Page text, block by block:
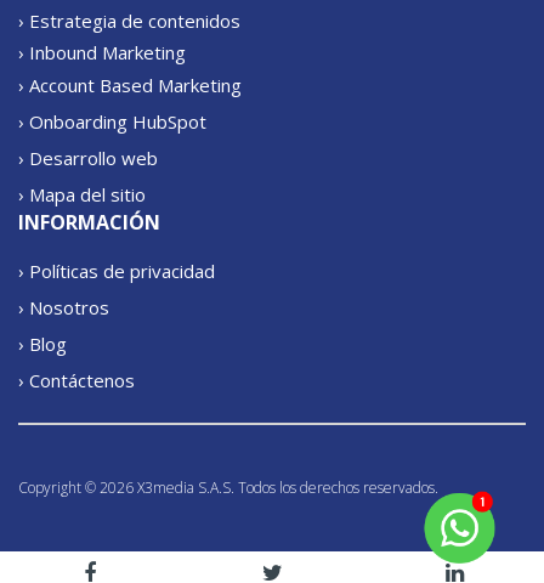
› Estrategia de contenidos
› Inbound Marketing
› Account Based Marketing
› Onboarding HubSpot
› Desarrollo web
› Mapa del sitio
INFORMACIÓN
› Políticas de privacidad
› Nosotros
› Blog
› Contáctenos
Copyright © 2026 X3media S.A.S. Todos los derechos reservados.